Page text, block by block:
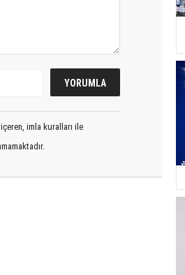
imla kuralları ile